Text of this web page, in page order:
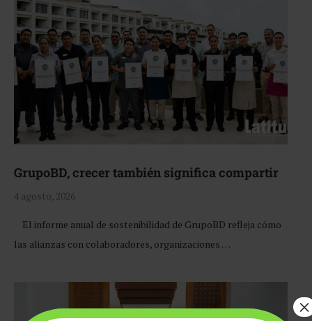
GrupoBD, crecer también significa compartir
4 agosto, 2026
El informe anual de sostenibilidad de GrupoBD refleja cómo
las alianzas con colaboradores, organizaciones …
×